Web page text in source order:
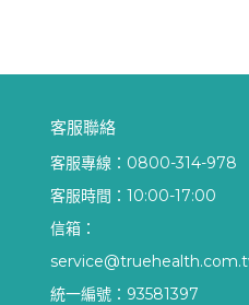
客服聯絡
客服專線：0800-314-978
客服時間：10:00-17:00
信箱：
統一編號：93581397